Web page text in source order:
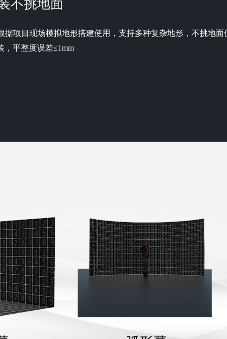
不挑地面
据项目现场模拟地形搭建使用，支持多种复杂地形，不挑地面
平整度误差≤1mm